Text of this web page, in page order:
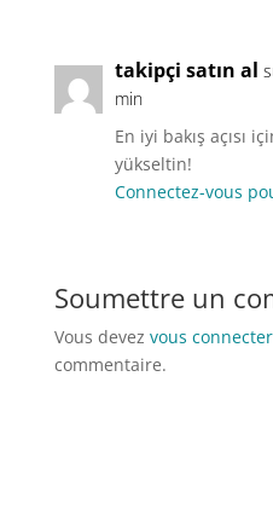
takipçi satın al
min
En iyi bakış açısı
yükseltin!
Connectez-vous
Soumettre un
Vous devez vous connecter
commentaire.